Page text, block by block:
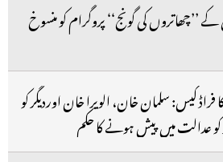
’’چھاتروں کی گونج‘‘ پروگرام کو منسوخ
فراڈ کیس: سلمان خان، الویرا خان اوردیگر کو